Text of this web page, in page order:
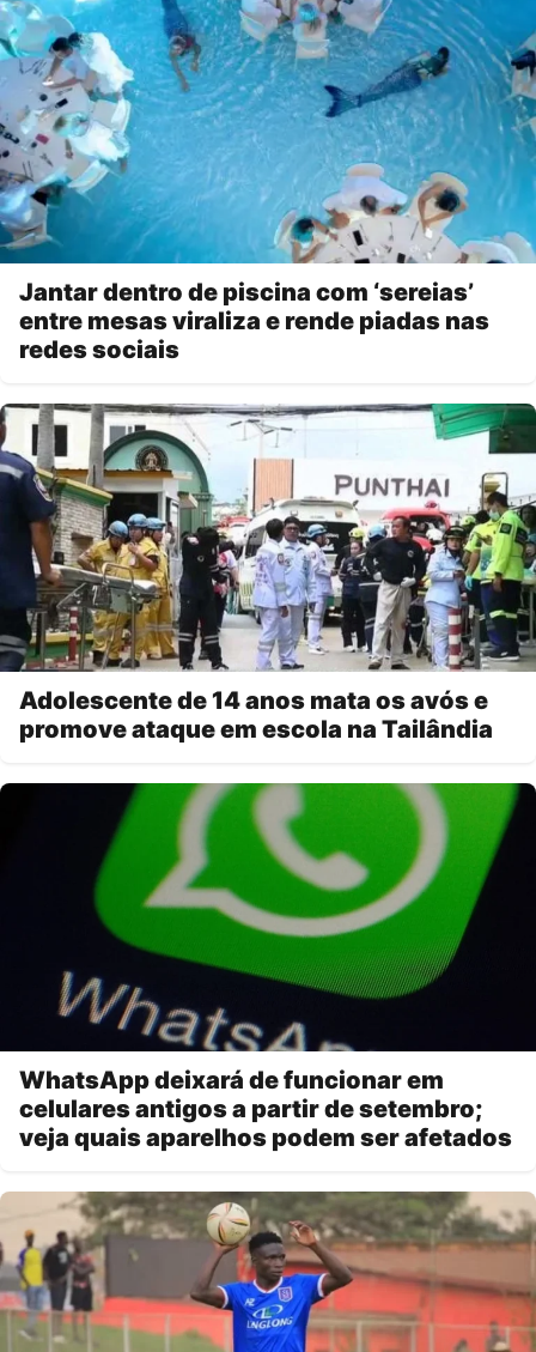
Jantar dentro de piscina com ‘sereias’
entre mesas viraliza e rende piadas nas
redes sociais
Adolescente de 14 anos mata os avós e
promove ataque em escola na Tailândia
WhatsApp deixará de funcionar em
celulares antigos a partir de setembro;
veja quais aparelhos podem ser afetados